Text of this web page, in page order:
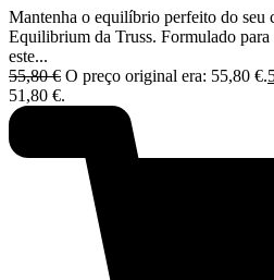
Mantenha o equilíbrio perfeito do seu
Equilibrium da Truss. Formulado para
este...
55,80€ O preço original era: 55,80 €.
51,80 €.